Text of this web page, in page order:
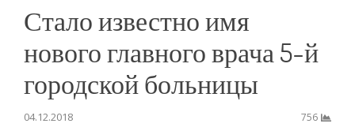
Стало известно имя
нового главного врача 5-й
городской больницы
04.12.2018 756